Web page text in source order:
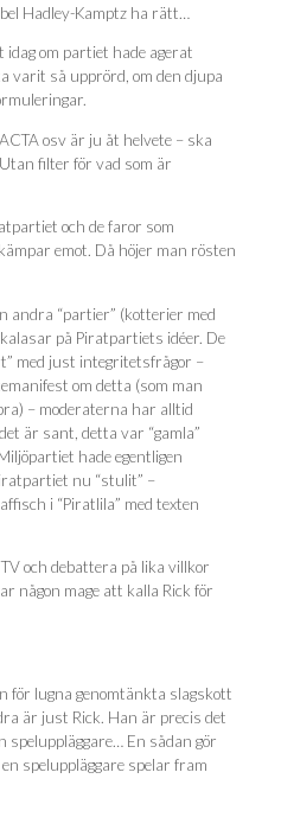
Hadley-Kamptz ha rätt…
om partiet hade agerat
varit så upprörd, om den djupa
osv är ju åt helvete – ska
filter för vad som är
och de faror som
emot. Då höjer man rösten
andra “partier” (kotterier med
på Piratpartiets idéer. De
med just integritetsfrågor –
om detta (som man
– moderaterna har alltid
är sant, detta var “gamla”
hade egentligen
nu “stulit” –
i “Piratlila” med texten
och debattera på lika villkor
någon mage att kalla Rick för
för lugna genomtänkta slagskott
är just Rick. Han är precis det
speluppläggare… En sådan gör
speluppläggare spelar fram